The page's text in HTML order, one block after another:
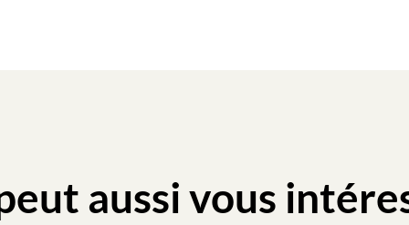
aussi vous